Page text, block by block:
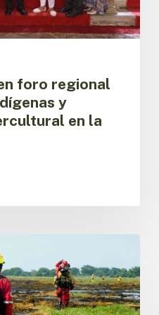
foro regional
y
en la